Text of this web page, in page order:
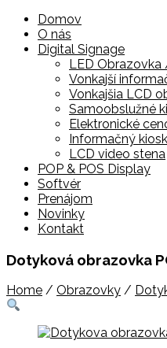
Skip
content
Domov
O nás
Digital Signage
LED Obrazovka
Vonkajší
Vonkajšia LCD
Samoobslužné
Elektronické
Informačný kiosk
LCD video stena
POP & POS Display
Softvér
Prenájom
Novinky
Kontakt
Dotyková obrazovka
Home / Obrazovky /